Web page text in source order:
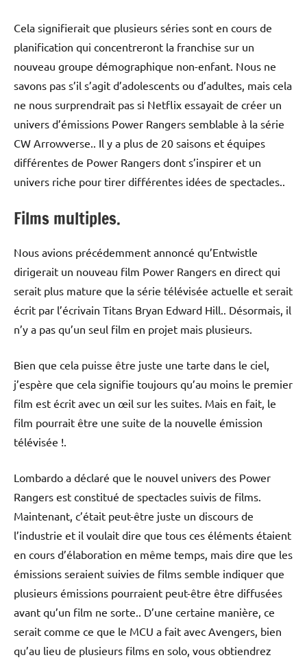
Cela signifierait que plusieurs séries sont en cours de
planification qui concentreront la franchise sur un
nouveau groupe démographique non-enfant. Nous ne
savons pas s’il s’agit d’adolescents ou d’adultes, mais cela
ne nous surprendrait pas si Netflix essayait de créer un
univers d’émissions Power Rangers semblable à la série
CW Arrowverse.. Il y a plus de 20 saisons et équipes
différentes de Power Rangers dont s’inspirer et un
univers riche pour tirer différentes idées de spectacles..
Films multiples.
Nous avions précédemment annoncé qu’Entwistle
dirigerait un nouveau film Power Rangers en direct qui
serait plus mature que la série télévisée actuelle et serait
écrit par l’écrivain Titans Bryan Edward Hill.. Désormais, il
n’y a pas qu’un seul film en projet mais plusieurs.
Bien que cela puisse être juste une tarte dans le ciel,
j’espère que cela signifie toujours qu’au moins le premier
film est écrit avec un œil sur les suites. Mais en fait, le
film pourrait être une suite de la nouvelle émission
télévisée !.
Lombardo a déclaré que le nouvel univers des Power
Rangers est constitué de spectacles suivis de films.
Maintenant, c’était peut-être juste un discours de
l’industrie et il voulait dire que tous ces éléments étaient
en cours d’élaboration en même temps, mais dire que les
émissions seraient suivies de films semble indiquer que
plusieurs émissions pourraient peut-être être diffusées
avant qu’un film ne sorte.. D’une certaine manière, ce
serait comme ce que le MCU a fait avec Avengers, bien
qu’au lieu de plusieurs films en solo, vous obtiendrez